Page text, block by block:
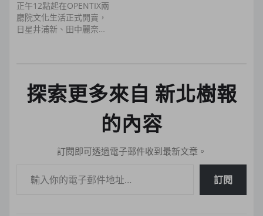
正午12點起在OPENTIX兩
廳院文化生活正式開賣，
日星井浦新、田中麗奈…
探索更多來自 新北樹報
的內容
訂閱即可透過電子郵件收到最新文章。
訂閱